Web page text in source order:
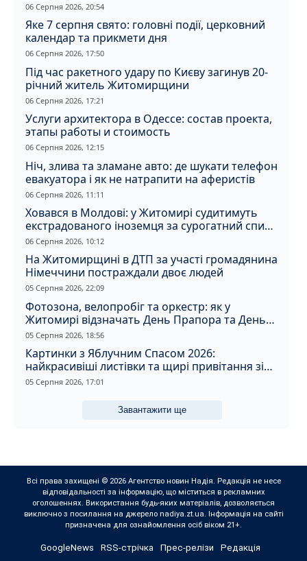
06 Серпня 2026, 20:54
Яке 7 серпня свято: головні події, церковний
календар та прикмети дня
06 Серпня 2026, 17:50
Під час ракетного удару по Києву загинув 20-
річний житель Житомирщини
06 Серпня 2026, 17:21
Услуги архитектора в Одессе: состав проекта,
этапы работы и стоимость
06 Серпня 2026, 12:15
Ніч, злива та зламане авто: де шукати телефон
евакуатора і як не натрапити на аферистів
06 Серпня 2026, 11:11
Ховався в Молдові: у Житомирі судитимуть
екстрадованого іноземця за сурогатний спирт
і відмивання грошей
06 Серпня 2026, 10:12
На Житомирщині в ДТП за участі громадянина
Німеччини постраждали двоє людей
05 Серпня 2026, 22:09
Фотозона, велопробіг та оркестр: як у
Житомирі відзначать День Прапора та День
Незалежності
05 Серпня 2026, 18:56
Картинки з Яблучним Спасом 2026:
найкрасивіші листівки та щирі привітання зі
святом
05 Серпня 2026, 17:01
Завантажити ще
Всі права захищені © 2026 Агентство новин Надія. Редакція не несе
відповідальності за інформацію, що міститься в рекламних
оголошеннях. Використання будь-яких матеріалів, дозволяється
виключно з посилання на джерело nadiya.zt.ua. Інформація на сайті
призначена для ознайомлення осіб віком 21+.
GoogleNews RSS-стрічка Прес-релізи
Редакція